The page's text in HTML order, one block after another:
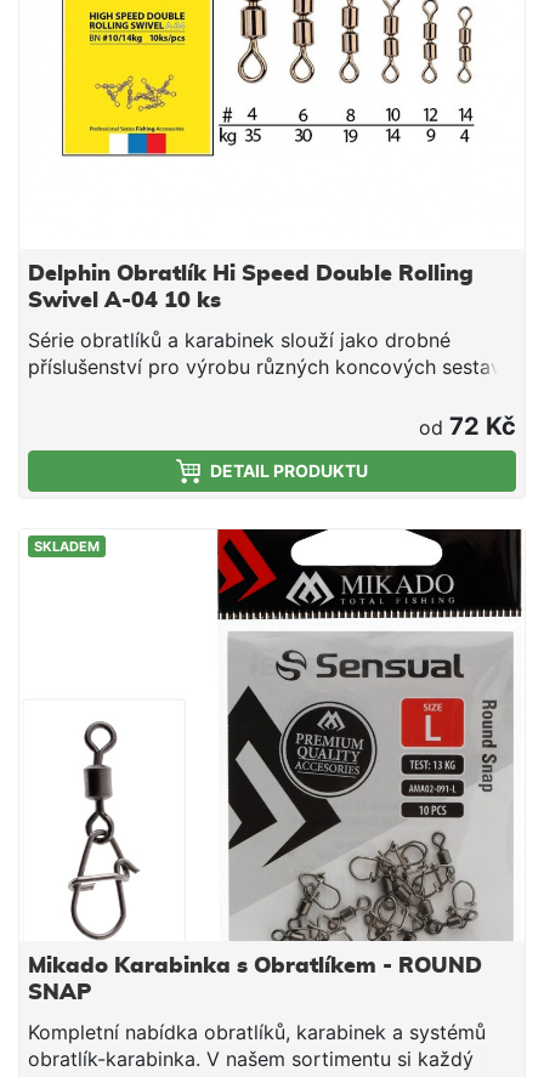
Delphin Obratlík Hi Speed Double Rolling
Swivel A-04 10 ks
Série obratlíků a karabinek slouží jako drobné
příslušenství pro výrobu různých koncových sestav.
od 72 Kč
DETAIL PRODUKTU
SKLADEM
Mikado Karabinka s Obratlíkem - ROUND
SNAP
Kompletní nabídka obratlíků, karabinek a systémů
obratlík-karabinka. V našem sortimentu si každý